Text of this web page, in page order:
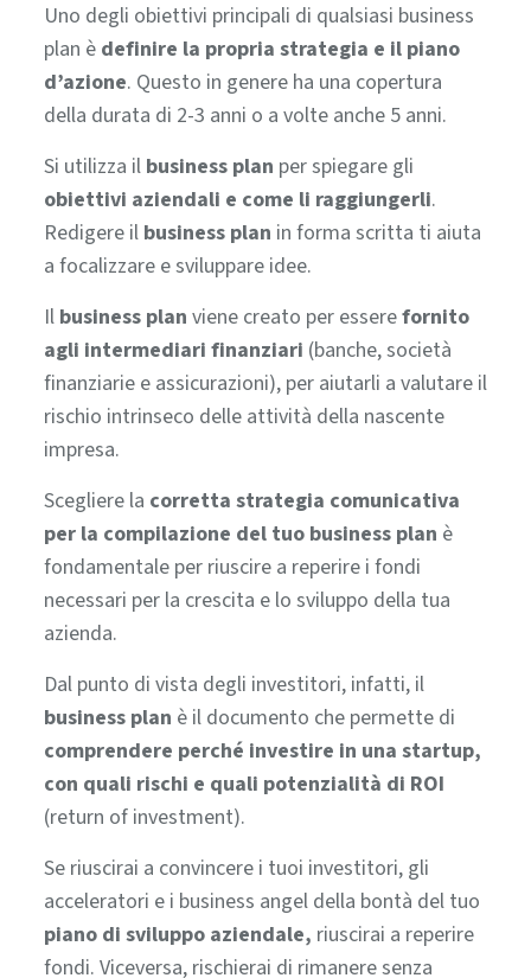
Uno degli obiettivi principali di qualsiasi business
plan è definire la propria strategia e il piano
d’azione. Questo in genere ha una copertura
della durata di 2-3 anni o a volte anche 5 anni.
Si utilizza il business plan per spiegare gli
obiettivi aziendali e come li raggiungerli.
Redigere il business plan in forma scritta ti aiuta
a focalizzare e sviluppare idee.
Il business plan viene creato per esserefornito
agli intermediari finanziari (banche, società
finanziarie e assicurazioni), per aiutarli a valutare il
rischio intrinseco delle attività della nascente
impresa.
Scegliere la corretta strategia comunicativa
per la compilazione del tuo business plan è
fondamentale per riuscire a reperire i fondi
necessari per la crescita e lo sviluppo della tua
azienda.
Dal punto di vista degli investitori, infatti, il
business plan è il documento che permette di
comprendere perché investire in una startup,
con quali rischi e quali potenzialità di ROI
(return of investment).
Se riuscirai a convincere i tuoi investitori, gli
acceleratori e i business angel della bontà del tuo
piano di sviluppo aziendale, riuscirai a reperire
fondi. Viceversa, rischierai di rimanere senza